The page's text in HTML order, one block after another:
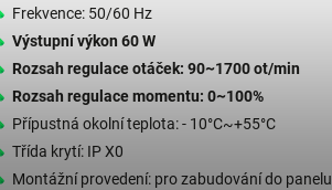
Frekvence: 50/60 Hz
Výstupní výkon 60 W
Rozsah regulace otáček: 90~1700 ot/min
Rozsah regulace momentu: 0~100%
Přípustná okolní teplota: - 10°C~+55°C
Třída krytí: IP X0
Montážní provedení: pro zabudování do panelu